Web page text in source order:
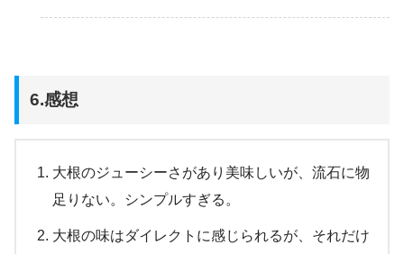
6.感想
大根のジューシーさがあり美味しいが、流石に物
足りない。シンプルすぎる。
大根の味はダイレクトに感じられるが、それだけ